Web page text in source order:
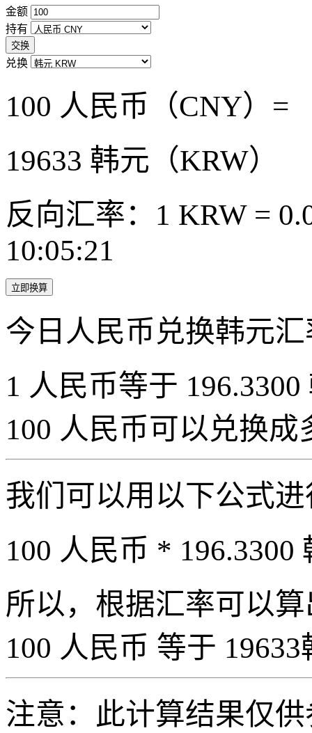
金额
持有
交换
兑换
100 人民币（CNY）=
19633 韩元（KRW）
反向汇率：1 KRW =
10:05:21
立即换算
今日人民币兑换韩元
1 人民币等于
100 人民币可以兑换成
我们可以用以下公式
100 人民币 * 196.3300
所以，根据汇率可以
100 人民币 等于
注意：此计算结果仅